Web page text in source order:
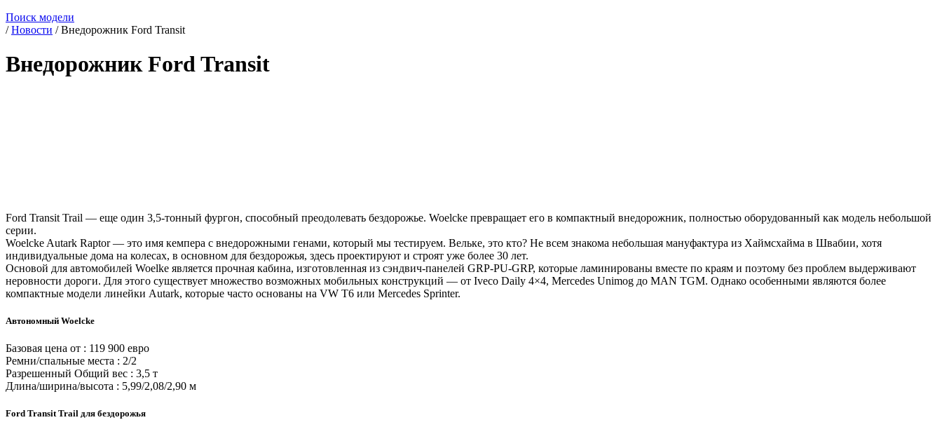
Поиск модели
/Новости /Внедорожник Ford Transit
Внедорожник Ford Transit
Ford Transit Trail — еще один 3,5-тонный фургон, способный преодолевать бездорожье. Woelcke превращает его в компактный внедорожник, полностью оборудованный как модель небольшой
серии.
Woelcke Autark Raptor — это имя кемпера с внедорожными генами, который мы тестируем. Вельке, это кто? Не всем знакома небольшая мануфактура из Хаймсхайма в Швабии, хотя
индивидуальные дома на колесах, в основном для бездорожья, здесь проектируют и строят уже более 30 лет.
Основой для автомобилей Woelke является прочная кабина, изготовленная из сэндвич-панелей GRP-PU-GRP, которые ламинированы вместе по краям и поэтому без проблем выдерживают
неровности дороги. Для этого существует множество возможных мобильных конструкций — от Iveco Daily 4×4, Mercedes Unimog до MAN TGM. Однако особенными являются более
компактные модели линейки Autark, которые часто основаны на VW T6 или Mercedes Sprinter.
Автономный Woelcke
Базовая цена от : 119 900 евро
Ремни/спальные места : 2/2
Разрешенный Общий вес : 3,5 т
Длина/ширина/высота : 5,99/2,08/2,90 м
Ford Transit Trail для бездорожья